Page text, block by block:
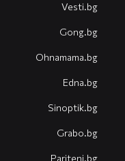
Vesti.bg
Gong.bg
Оhnamama.bg
Edna.bg
Sinoptik.bg
Grabo.bg
Pariteni.bg